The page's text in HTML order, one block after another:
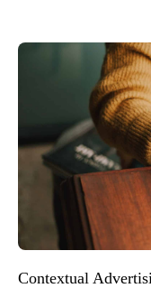
Contextual